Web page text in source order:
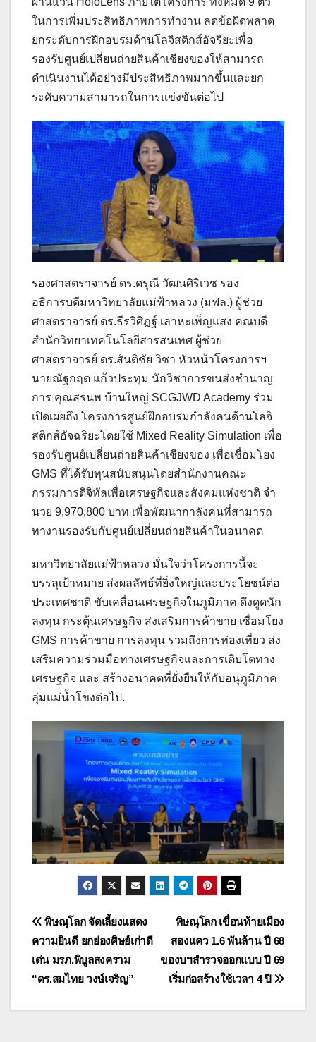
ในการเพิ่มประสิทธิภาพการทำงาน ลดข้อผิดพลาด
ยกระดับการฝึกอบรมด้านโลจิสติกส์อัจริยะเพื่อ
รองรับศูนย์เปลี่ยนถ่ายสินค้าเชียงของให้สามารถ
ดำเนินงานได้อย่างมีประสิทธิภาพมากขึ้นและยก
ระดับความสามารถในการแข่งขันต่อไป
รองศาสตราจารย์ ดร.ดรุณี วัฒนศิริเวช รอง
อธิการบดีมหาวิทยาลัยแม่ฟ้าหลวง (มฟล.) ผู้ช่วย
ศาสตราจารย์ ดร.ธีรวิศิฎฐ์ เลาหะเพ็ญแสง คณบดี
สำนักวิทยาเทคโนโลยีสารสนเทศ ผู้ช่วย
ศาสตราจารย์ ดร.สันติชัย วิชา หัวหน้าโครงการฯ
นายณัฐกฤต แก้วประทุม นักวิชาการขนส่งชํานาญ
การ คุณสรนพ บ้านใหญ่ SCGJWD Academy ร่วม
เปิดเผยถึง โครงการศูนย์ฝึกอบรมกำลังคนด้านโลจิ
สติกส์อัจฉริยะโดยใช้ Mixed Reality Simulation เพื่อ
รองรับศูนย์เปลี่ยนถ่ายสินค้าเชียงของ เพื่อเชื่อมโยง
GMS ที่ได้รับทุนสนับสนุนโดยสำนักงานคณะ
กรรมการดิจิทัลเพื่อเศรษฐกิจและสังคมแห่งชาติ จำ
นวย 9,970,800 บาท เพื่อพัฒนากาลังคนที่สามารถ
ทางานรองรับกับศูนย์เปลี่ยนถ่ายสินค้าในอนาคต
มหาวิทยาลัยแม่ฟ้าหลวง มั่นใจว่าโครงการนี้จะ
บรรลุเป้าหมาย ส่งผลลัพธ์ที่ยิ่งใหญ่และประโยชน์ต่อ
ประเทศชาติ ขับเคลื่อนเศรษฐกิจในภูมิภาค ดึงดูดนัก
ลงทุน กระตุ้นเศรษฐกิจ ส่งเสริมการค้าขาย เชื่อมโยง
GMS การค้าขาย การลงทุน รวมถึงการท่องเที่ยว ส่ง
เสริมความร่วมมือทางเศรษฐกิจและการเติบโตทาง
เศรษฐกิจ และ สร้างอนาคตที่ยั่งยืนให้กับอนุภูมิภาค
ลุ่มแม่น้ำโขงต่อไป.
แนะแนว
เรื่อง
พิษณุโลก เขื่อนท้ายเมือง
สองแคว 1.6 พันล้าน ปี 68
ของบฯสำรวจออกแบบ ปี 69
เริ่มก่อสร้างใช้เวลา 4 ปี
พิษณุโลก จัดเลี้ยงแสดง
ความยินดี ยกย่องศิษย์เก่าดี
เด่น มรภ.พิบูลสงคราม
“ดร.สมไทย วงษ์เจริญ”